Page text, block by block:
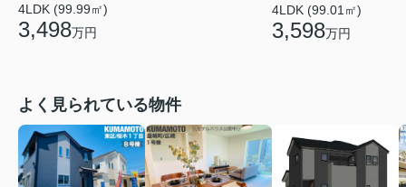
4LDK (99.99㎡)
3,498万円
4LDK (99.01㎡)
3,598万円
よく見られている物件